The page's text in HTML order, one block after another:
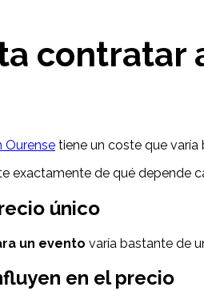
contratar
Ourense tiene un coste que varía
exactamente de qué depende
único
un evento varía bastante de
en el precio